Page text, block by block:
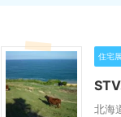
住宅
北海